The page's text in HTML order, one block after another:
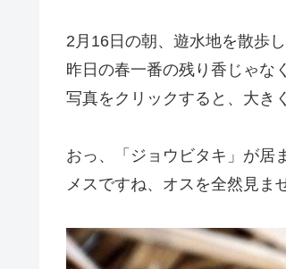
2月16日の朝、遊水地を散歩し
昨日の春一番の残り香じゃな
写真をクリックすると、大き
おっ、「ジョウビタキ」が居
メスですね、オスを全然見ま